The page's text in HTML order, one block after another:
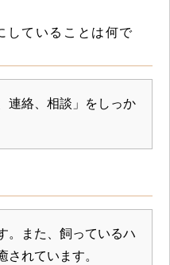
していることは何で
連絡、相談」をしっか
。また、飼っているハ
れています。